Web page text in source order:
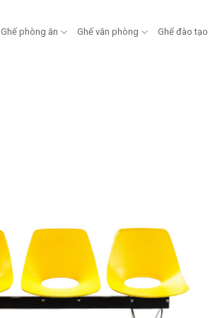
Ghế phòng ăn Ghế văn phòng Ghế đào tạo